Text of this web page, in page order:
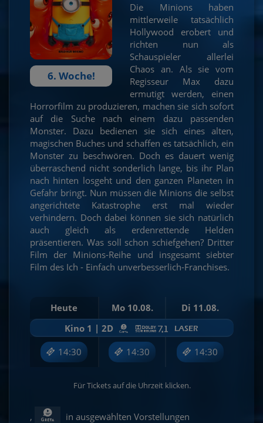
6. Woche!
Die Minions haben
mittlerweile tatsächlich
Hollywood erobert und
richten nun als
Schauspieler allerlei
Chaos an. Als sie vom
Regisseur Max dazu
ermutigt werden, einen
Horrorfilm zu produzieren, machen sie sich sofort
auf die Suche nach einem dazu passenden
Monster. Dazu bedienen sie sich eines alten,
magischen Buches und schaffen es tatsächlich, ein
Monster zu beschwören. Doch es dauert wenig
überraschend nicht sonderlich lange, bis ihr Plan
nach hinten losgeht und den ganzen Planeten in
Gefahr bringt. Nun müssen die Minions die selbst
angerichtete Katastrophe erst mal wieder
verhindern. Doch dabei können sie sich natürlich
auch gleich als erdenrettende Helden
präsentieren. Was soll schon schiefgehen? Dritter
Film der Minions-Reihe und insgesamt siebter
Film des Ich - Einfach unverbesserlich-Franchises.
Heute Mo 10.08. Di 11.08.
14:30 14:30 14:30
Kino 1 | 2D
Für Tickets auf die Uhrzeit klicken.
, in ausgewählten Vorstellungen